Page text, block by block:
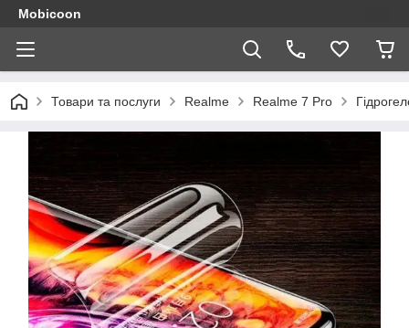
Mobicoon
Товари та послуги Realme Realme 7 Pro